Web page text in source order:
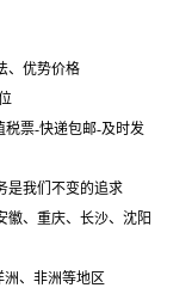
、优势价格
税票-快递包邮-及时发
是我们不变的追求
徽、重庆、长沙、沈阳
、非洲等地区